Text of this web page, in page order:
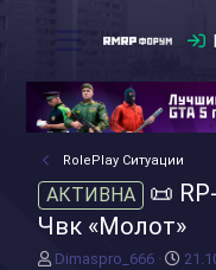
RolePlay Ситуации
АКТИВНА
📜
Чвк «Молот»
А
Dimaspro_666
Д